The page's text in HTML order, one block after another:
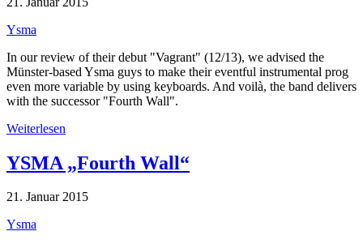
Ysma
In our review of their debut "Vagrant" (12/13), we advised the
Münster-based Ysma guys to make their eventful instrumental prog
even more variable by using keyboards. And voilà, the band delivers
with the successor "Fourth Wall".
Weiterlesen
YSMA „Fourth Wall“
21. Januar 2015
Ysma